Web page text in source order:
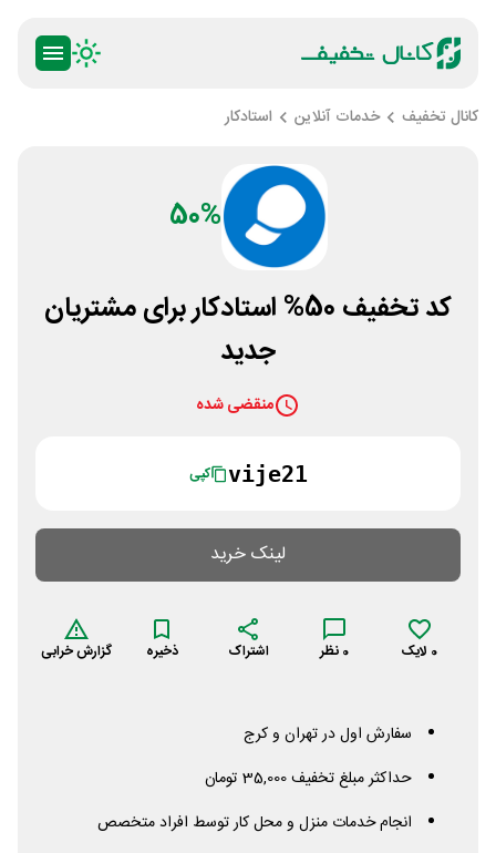
کانال تخفیف خدمات آنلاین استادکار
50%
کد تخفیف 50% استادکار برای مشتریان
جدید
منقضی شده
vije21 کپی
لینک خرید
0 لایک 0 نظر اشتراک ذخیره گزارش خرابی
سفارش اول در تهران و کرج
حداکثر مبلغ تخفیف 35,000 تومان
انجام خدمات منزل و محل کار توسط افراد متخصص